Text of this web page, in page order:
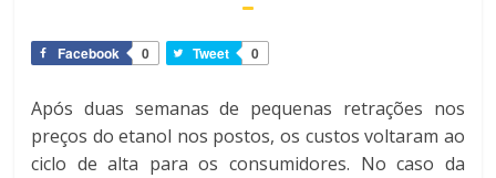
Facebook 0 Tweet 0
Após duas semanas de pequenas retrações nos
preços do etanol nos postos, os custos voltaram ao
ciclo de alta para os consumidores. No caso da